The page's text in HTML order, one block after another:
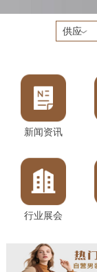
供应
新闻资讯
行业展会